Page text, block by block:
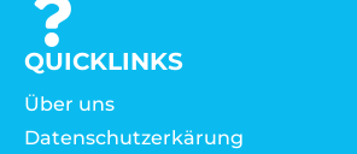
QUICKLINKS
Über uns
Datenschutzerkärung